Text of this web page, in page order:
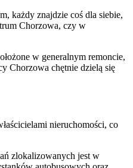
każdy znajdzie coś dla siebie,
Chorzowa, czy w
w generalnym remoncie,
Chorzowa chętnie dzielą się
nieruchomości, co
zlokalizowanych jest w